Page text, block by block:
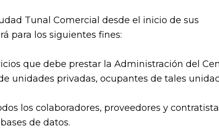
Tunal Comercial desde el inicio de sus
para los siguientes fines:
que debe prestar la Administración del
unidades privadas, ocupantes de tales
los colaboradores, proveedores y
de datos.